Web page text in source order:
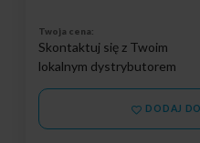
Twoja cena:
Skontaktuj się z Twoim
lokalnym dystrybutorem
DODAJ